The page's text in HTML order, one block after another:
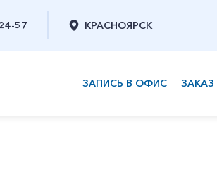
57 КРАСНОЯРСК
ЗАПИСЬ В ОФИС ЗАКАЗ